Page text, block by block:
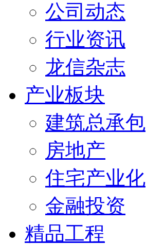
公司动态
行业资讯
龙信杂志
产业板块
建筑总承包
房地产
住宅产业化
金融投资
精品工程